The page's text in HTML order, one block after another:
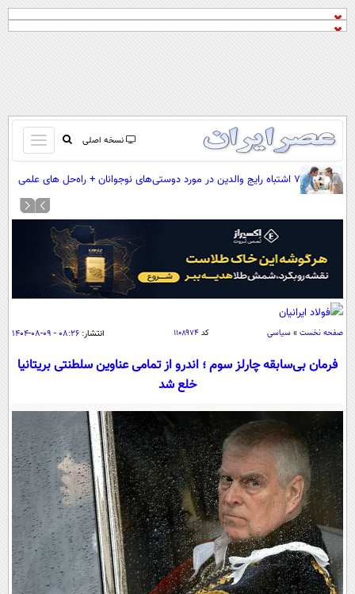
نسخه اصلی
باز
و
بسته
کردن
منو
صفحه اول
آرشیو
نظرسنجی
آب و هوا
اوقات شرعی
سواد زندگی
سیاسی
اقتصاد
اقتصادی
خودرو
جامعه
اجتماعی
حوادث
سلامت
یک برش دانایی
محیط زیست
سفر و تفریح
ورزشی
بین الملل
سیاست خارجی
فرهنگ و هنر
علم و دانش
فناوری و It
علمی
قرآن
گوناگون
۷ اشتباه رایج والدین در مورد دوستی‌های نوجوانان + راه‌حل های علمی
صفحه نخست » سیاسی کد ۱۱۰۸۹۷۴ انتشار: ۰۸:۲۶ - ۰۹-۰۸-۱۴۰۴
فرمان بی‌سابقه چارلز سوم ؛ اندرو از تمامی عناوین سلطنتی بریتانیا
خلع شد